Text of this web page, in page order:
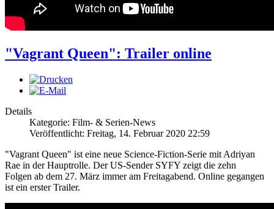
"Vagrant Queen": Trailer online
Details
Kategorie: Film- & Serien-News
Veröffentlicht: Freitag, 14. Februar 2020 22:59
"Vagrant Queen" ist eine neue Science-Fiction-Serie mit Adriyan
Rae in der Hauptrolle. Der US-Sender SYFY zeigt die zehn
Folgen ab dem 27. März immer am Freitagabend. Online gegangen
ist ein erster Trailer.